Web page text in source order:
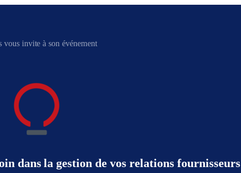
vous invite à son événement
dans la gestion de vos relations fournisseurs